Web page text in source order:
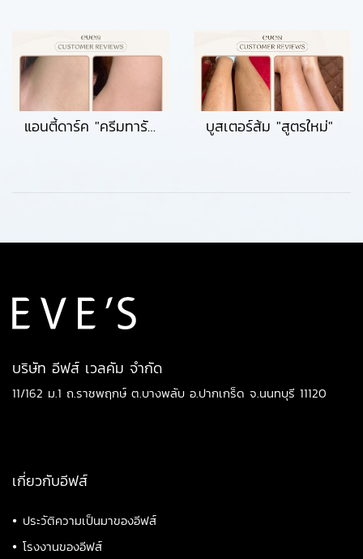
แอนตี้ดาร์ค "ครีมทารักแร้" บูสเตอร์ส้ม "สูตรใหม่"
บริษัท อีฟส์ เวลคัม จำกัด
11/162 ม.1 ถ.ราชพฤกษ์ ต.บางพลับ อ.ปากเกร็ด จ.นนทบุรี 11120
เกี่ยวกับอีฟส์
• ประวัติความเป็นมาของอีฟส์
• โรงงานของอีฟส์